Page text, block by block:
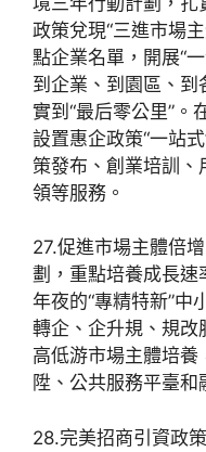
政策兌現“三進市場
點企業名單，開展“
到企業、到園區、
實到“最后零公里”。
設置惠企政策“一站
策發布、創業培訓、
領等服務。
27.促進市場主體倍
劃，重點培養成長速
年夜的“專精特新”中
轉企、企升規、規改
高低游市場主體培
陞、公共服務平臺和
28.完美招商引資政